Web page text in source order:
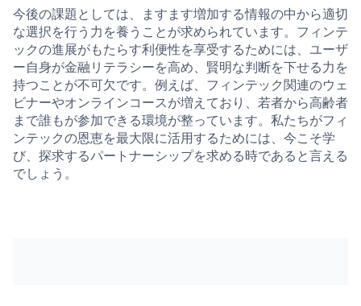
今後の課題としては、ますます増加する情報の中から適切
な選択を行う力を養うことが求められています。フィンテ
ックの進展がもたらす利便性を享受するためには、ユーザ
ー自身が金融リテラシーを高め、賢明な判断を下せる力を
持つことが不可欠です。例えば、フィンテック関連のウェ
ビナーやオンラインコースが増えており、若者から高齢者
まで誰もが参加できる環境が整っています。私たちがフィ
ンテックの恩恵を最大限に活用するためには、今こそ学
び、探求するパートナーシップを求める時であると言える
でしょう。